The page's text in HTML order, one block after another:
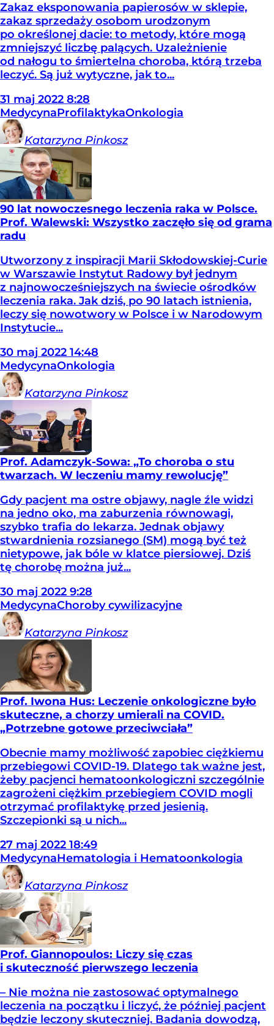
Zakaz eksponowania papierosów w sklepie,
zakaz sprzedaży osobom urodzonym
po określonej dacie: to metody, które mogą
zmniejszyć liczbę palących. Uzależnienie
od nałogu to śmiertelna choroba, którą trzeba
leczyć. Są już wytyczne, jak to...
31 maj 2022 8:28
MedycynaProfilaktykaOnkologia
Katarzyna Pinkosz
90 lat nowoczesnego leczenia raka w Polsce.
Prof. Walewski: Wszystko zaczęło się od grama
radu
Utworzony z inspiracji Marii Skłodowskiej-Curie
w Warszawie Instytut Radowy był jednym
z najnowocześniejszych na świecie ośrodków
leczenia raka. Jak dziś, po 90 latach istnienia,
leczy się nowotwory w Polsce i w Narodowym
Instytucie...
30 maj 2022 14:48
MedycynaOnkologia
Katarzyna Pinkosz
Prof. Adamczyk-Sowa: „To choroba o stu
twarzach. W leczeniu mamy rewolucję”
Gdy pacjent ma ostre objawy, nagle źle widzi
na jedno oko, ma zaburzenia równowagi,
szybko trafia do lekarza. Jednak objawy
stwardnienia rozsianego (SM) mogą być też
nietypowe, jak bóle w klatce piersiowej. Dziś
tę chorobę można już...
30 maj 2022 9:28
MedycynaChoroby cywilizacyjne
Katarzyna Pinkosz
Prof. Iwona Hus: Leczenie onkologiczne było
skuteczne, a chorzy umierali na COVID.
„Potrzebne gotowe przeciwciała”
Obecnie mamy możliwość zapobiec ciężkiemu
przebiegowi COVID-19. Dlatego tak ważne jest,
żeby pacjenci hematoonkologiczni szczególnie
zagrożeni ciężkim przebiegiem COVID mogli
otrzymać profilaktykę przed jesienią.
Szczepionki są u nich...
27 maj 2022 18:49
MedycynaHematologia i Hematoonkologia
Katarzyna Pinkosz
Prof. Giannopoulos: Liczy się czas
i skuteczność pierwszego leczenia
– Nie można nie zastosować optymalnego
leczenia na początku i liczyć, że później pacjent
będzie leczony skuteczniej. Badania dowodzą,